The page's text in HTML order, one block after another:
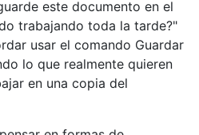
este documento en el
trabajando toda la tarde?"
usar el comando Guardar
lo que realmente quieren
en una copia del